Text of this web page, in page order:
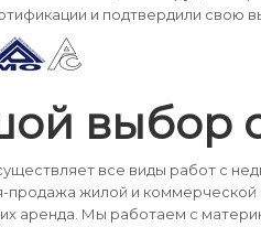
и подтвердили свою
выбор
все виды работ с
продажа жилой и
аренда. Мы работаем с